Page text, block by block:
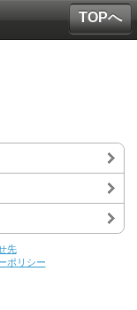
先
ポリシー
TOPへ